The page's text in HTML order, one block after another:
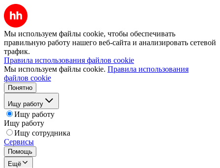
Мы используем файлы cookie, чтобы обеспечивать
правильную работу нашего веб-сайта и анализировать сетевой
трафик.
Правила использования файлов cookie
Мы используем файлы cookie. Правила использования
файлов cookie
Понятно
Ищу работу
Ищу работу
Ищу работу
Ищу сотрудника
Сервисы
Помощь
Ещё